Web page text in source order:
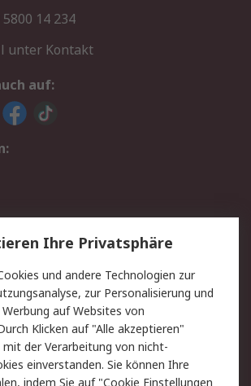
14 234
unter Kontakt
auf:
Lieferlösungen
Kontakt
Privatkunden
Datenschutz
Ihre Privatsphäre
und andere Technologien zur
zur Personalisierung und
auf Websites von
Klicken auf "Alle akzeptieren"
mit der Verarbeitung von nicht-
einverstanden. Sie können Ihre
indem Sie auf "Cookie Einstellungen